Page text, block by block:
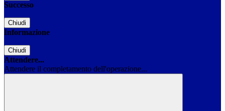
Successo
Chiudi
Informazione
Chiudi
Attendere...
Attendere il completamento dell'operazione...